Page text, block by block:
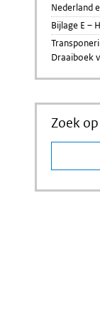
Nederland
Bijlage E –
Draaiboek
Zoek